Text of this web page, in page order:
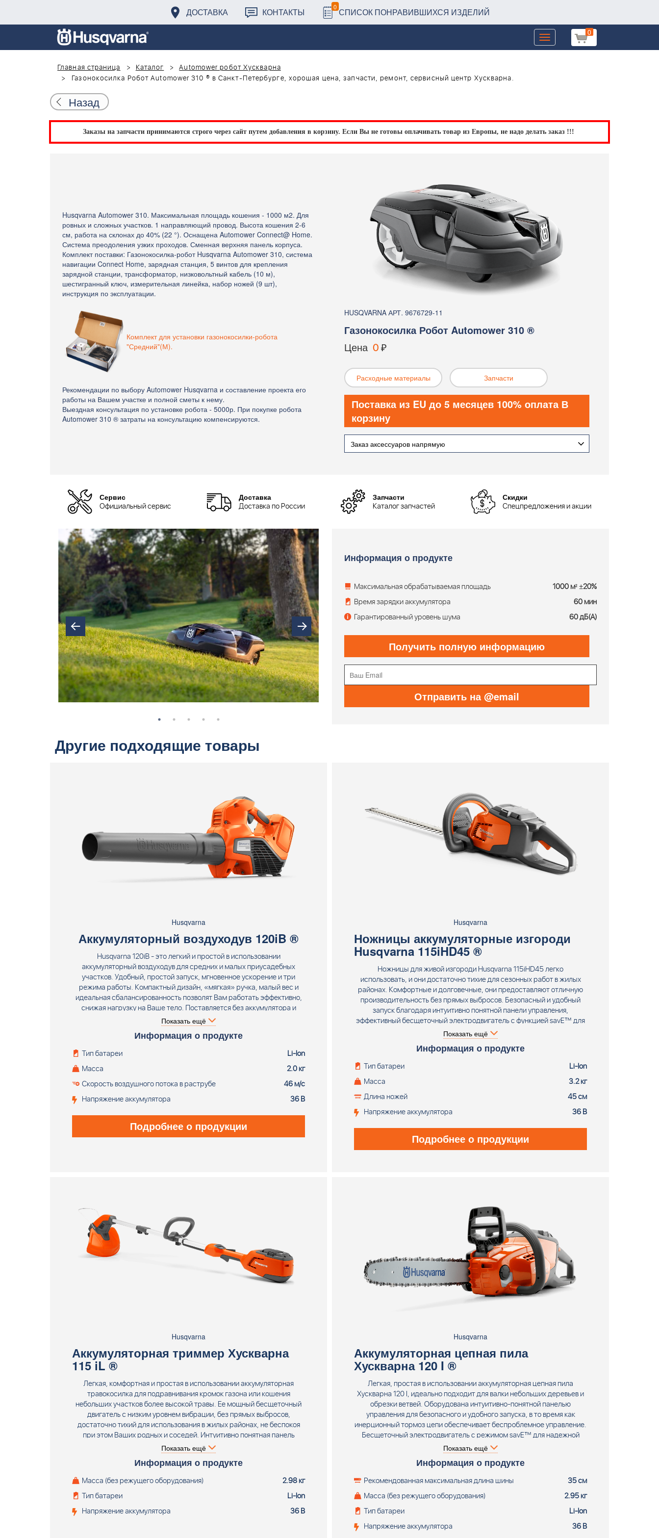
ДОСТАВКА КОНТАКТЫ 0 СПИСОК ПОНРАВИВШИХСЯ ИЗДЕЛИЙ
0
Toggle
navigation
Главная страница
Каталог
Automower робот Хускварна
Газонокосилка Робот Automower 310 ® в Санкт-Петербурге, хорошая цена, запчасти, ремонт, сервисный центр Хускварна.
Назад
Заказы на запчасти принимаются строго через сайт путем добавления в корзину. Если Вы не готовы оплачивать товар из Европы, не надо делать заказ !!!
Husqvarna Automower 310. Максимальная площадь кошения - 1000 м2. Для
ровных и сложных участков. 1 направляющий провод. Высота кошения 2-6
см, работа на склонах до 40% (22 °). Оснащена Automower Connect@ Home.
Система преодоления узких проходов. Сменная верхняя панель корпуса.
Комплект поставки: Газонокосилка-робот Husqvarna Automower 310, система
навигации Connect Home, зарядная станция, 5 винтов для крепления
зарядной станции, трансформатор, низковольтный кабель (10 м),
шестигранный ключ, измерительная линейка, набор ножей (9 шт),
инструкция по эксплуатации.
Комплект для установки газонокосилки-робота
"Средний"(М).
Рекомендации по выбору Automower Husqvarna и составление проекта его
работы на Вашем участке и полной сметы к нему.
Выездная консультация по установке робота - 5000р. При покупке робота
Automower 310 ® затраты на консультацию компенсируются.
HUSQVARNA АРТ. 9676729-11
Газонокосилка Робот Automower 310 ®
Цена 0₽
Расходные материалы Запчасти
Поставка из EU до 5 месяцев 100% оплата В
корзину
Заказ аксессуаров напрямую
Сервис
Официальный сервис
Доставка
Доставка по России
Запчасти
Каталог запчастей
Скидки
Спецпредложения и акции
Информация о продукте
Максимальная обрабатываемая площадь
1000 м² ±20%
Время зарядки аккумулятора
60 мин
Гарантированный уровень шума
60 дБ(А)
Получить полную информацию
Отправить на @email
Другие подходящие товары
Husqvarna
Аккумуляторный воздуходув 120iB ®
Husqvarna 120iB - это легкий и простой в использовании
аккумуляторный воздуходув для средних и малых приусадебных
участков. Удобный, простой запуск, мгновенное ускорение и три
режима работы. Компактный дизайн, «мягкая» ручка, малый вес и
идеальная сбалансированность позволят Вам работать эффективно,
снижая нагрузку на Ваше тело. Поставляется без аккумулятора и
зарядного устройства.
Показать ещё
Информация о продукте
Тип батареи
Li-Ion
Масса
2.0 кг
Скорость воздушного потока в раструбе
46 м/с
Напряжение аккумулятора
36 В
Подробнее о продукции
Husqvarna
Ножницы аккумуляторные изгороди
Husqvarna 115iHD45 ®
Ножницы для живой изгороди Husqvarna 115iHD45 легко
использовать, и они достаточно тихие для сезонных работ в жилых
районах. Комфортные и долговечные, они предоставляют отличную
производительность без прямых выбросов. Безопасный и удобный
запуск благодаря интуитивно понятной панели управления,
эффективный бесщеточный электродвигатель с функцией savE™ для
дополнительного времени работы без подзарядки и Li-ion
аккумуляторы большой емкости делают эти ножницы для живой
изгороди отличным выбором для домовладельцев. Поставляется без
Показать ещё
Информация о продукте
Тип батареи
Li-Ion
Масса
3.2 кг
Длина ножей
45 см
Напряжение аккумулятора
36 В
Подробнее о продукции
Husqvarna
Аккумуляторная триммер Хускварна
115 iL ®
Легкая, комфортная и простая в использовании аккумуляторная
травокосилка для подравнивания кромок газона или кошения
небольших участков более высокой травы. Ее мощный бесщеточный
двигатель с низким уровнем вибрации, без прямых выбросов,
достаточно тихий для использования в жилых районах, не беспокоя
при этом Ваших родных и соседей. Интуитивно понятная панель
управления для безопасного и удобного запуска и остановки,
телескопический вал для индивидуальной подгонки и удобная
настраиваемая рукоятка для обеспечения удобства и эффективности
при работе, транспортировке и хранении. Аккумуляторная
травокосилка (для частного использования) Husqvarna 115iL (36В,
петлеобразная рукоятка, прямой вал, трим. головка T25B (М8),
поставляется без аккумулятора и зарядного устройства)
Показать ещё
Информация о продукте
Масса (без режущего оборудования)
2.98 кг
Тип батареи
Li-Ion
Напряжение аккумулятора
36 В
Husqvarna
Аккумуляторная цепная пила
Хускварна 120 I ®
Легкая, простая в использовании аккумуляторная цепная пила
Хускварна 120 I, идеально подходит для валки небольших деревьев и
обрезки ветвей. Оборудована интуитивно-понятной панелью
управления для безопасного и удобного запуска, в то время как
инерционный тормоз цепи обеспечивает беспроблемное управление.
Бесщеточный электродвигатель с режимом savE™ для надежной
производительности и длительного времени работы. Отсутствие
вредных выбросов и низкий уровень шума позволяет работать в
жилых районах и не беспокоить соседей. Аккумуляторная цепная пила
(хобби) Хускварна 120 I ?поставляется без аккумулятора и зарядного
устройства.
Показать ещё
Информация о продукте
Рекомендованная максимальная длина шины
35 см
Масса (без режущего оборудования)
2.95 кг
Тип батареи
Li-Ion
Напряжение аккумулятора
36 В